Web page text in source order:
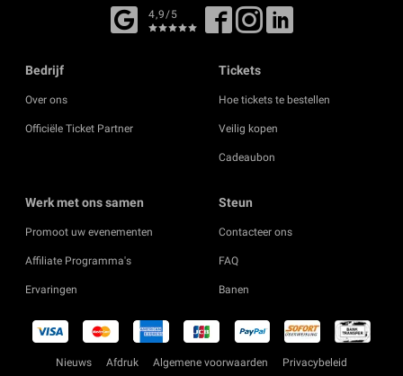
4,9/5
Bedrijf
Over ons
Officiële Ticket Partner
Tickets
Hoe tickets te bestellen
Veilig kopen
Cadeaubon
Werk met ons samen
Promoot uw evenementen
Affiliate Programma's
Ervaringen
Steun
Contacteer ons
FAQ
Banen
Nieuws Afdruk Algemene voorwaarden Privacybeleid